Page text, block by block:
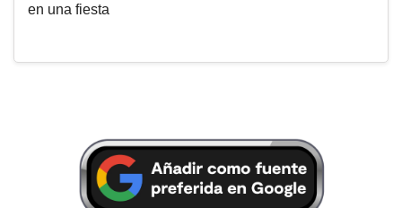
en una fiesta